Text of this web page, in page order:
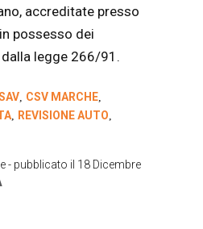
accreditate presso
possesso dei
legge 266/91.
, CSV MARCHE,
, REVISIONE AUTO,
- pubblicato il 18 Dicembre